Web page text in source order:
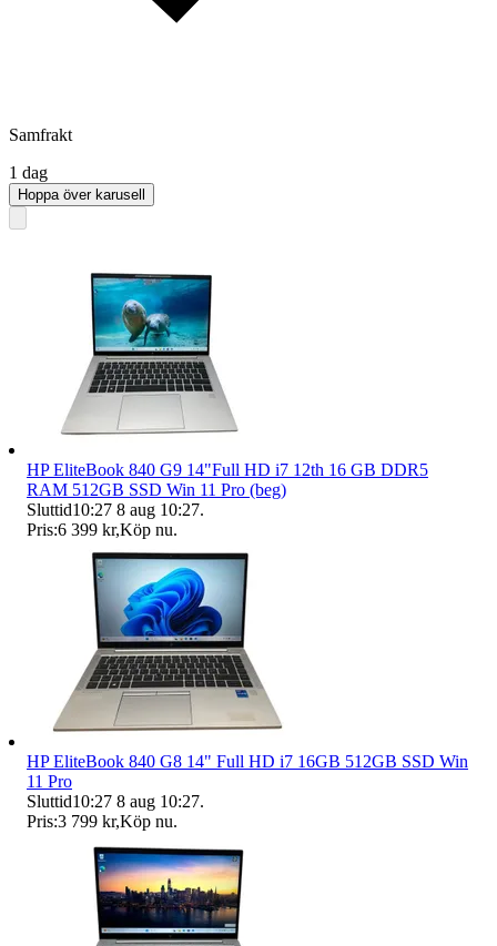
Samfrakt
1 dag
Hoppa över karusell
HP EliteBook 840 G9 14"Full HD i7 12th 16 GB DDR5
RAM 512GB SSD Win 11 Pro (beg)
Sluttid10:27 8 aug 10:27.
Pris:6 399 kr,Köp nu.
HP EliteBook 840 G8 14" Full HD i7 16GB 512GB SSD Win
11 Pro
Sluttid10:27 8 aug 10:27.
Pris:3 799 kr,Köp nu.